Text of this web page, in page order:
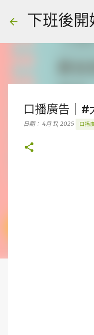
下班後
口播廣告｜#
日期： 4月 17, 2025 口播